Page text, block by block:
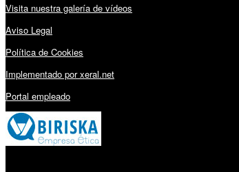
Visita nuestra galería de vídeos
Aviso Legal
Política de Cookies
Implementado por xeral.net
Portal empleado